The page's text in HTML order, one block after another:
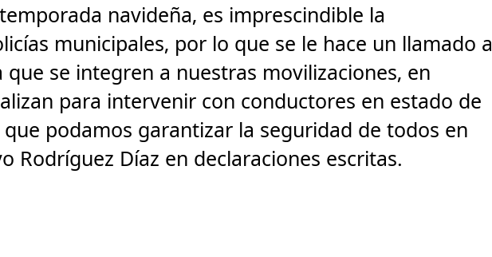
navideña, es imprescindible la
municipales, por lo que se le hace un llamado
se integren a nuestras movilizaciones, en
para intervenir con conductores en estado de
podamos garantizar la seguridad de todos en
Rodríguez Díaz en declaraciones escritas.